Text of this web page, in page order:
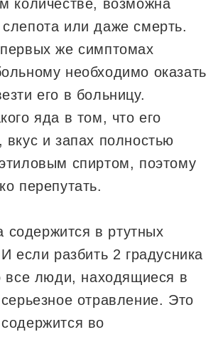
количестве, возможна
или даже смерть.
же симптомах
необходимо оказать
его в больницу.
яда в том, что его
и запах полностью
спиртом, поэтому
перепутать.
содержится в ртутных
если разбить 2 градусника
все люди, находящиеся в
отравление. Это
во